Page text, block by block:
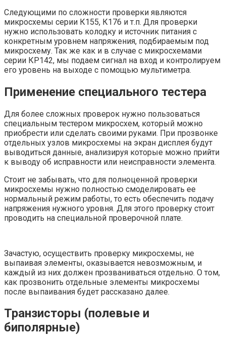
Следующими по сложности проверки являются
микросхемы серии К155, К176 и т.п. Для проверки
нужно использовать колодку и источник питания с
конкретным уровнем напряжения, подбираемым под
микросхему. Так же как и в случае с микросхемами
серии КР142, мы подаем сигнал на вход и контролируем
его уровень на выходе с помощью мультиметра.
Применение специального тестера
Для более сложных проверок нужно пользоваться
специальным тестером микросхем, который можно
приобрести или сделать своими руками. При прозвонке
отдельных узлов микросхемы на экран дисплея будут
выводиться данные, анализируя которые можно прийти
к выводу об исправности или неисправности элемента.
Стоит не забывать, что для полноценной проверки
микросхемы нужно полностью смоделировать ее
нормальный режим работы, то есть обеспечить подачу
напряжения нужного уровня. Для этого проверку стоит
проводить на специальной проверочной плате.
Зачастую, осуществить проверку микросхемы, не
выпаивая элементы, оказывается невозможным, и
каждый из них должен прозваниваться отдельно. О том,
как прозвонить отдельные элементы микросхемы
после выпаивания будет рассказано далее.
Транзисторы (полевые и
биполярные)